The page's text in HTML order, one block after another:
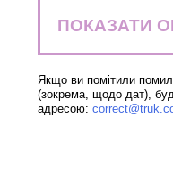
ПОКАЗАТИ
Якщо ви помітили
(зокрема, щодо дат),
адресою: